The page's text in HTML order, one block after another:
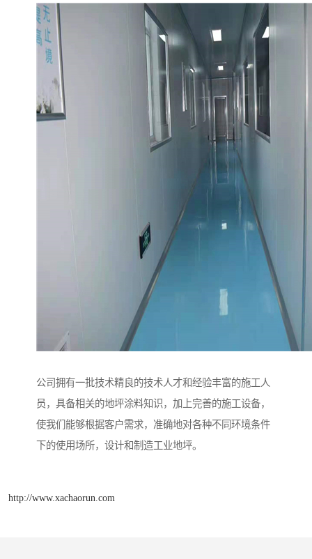
公司拥有一批技术精良的技术人才和经验丰富的施工人
员，具备相关的地坪涂料知识，加上完善的施工设备，
使我们能够根据客户需求，准确地对各种不同环境条件
下的使用场所，设计和制造工业地坪。
http://www.xachaorun.com